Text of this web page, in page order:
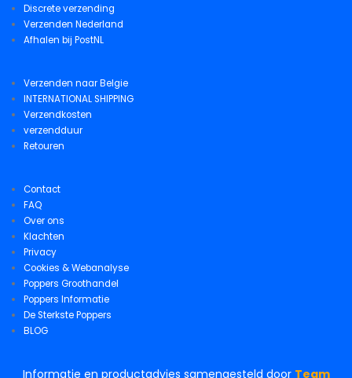
Discrete verzending
Verzenden Nederland
Afhalen bij PostNL
Verzenden naar Belgie
INTERNATIONAL SHIPPING
Verzendkosten
verzendduur
Retouren
Contact
FAQ
Over ons
Klachten
Privacy
Cookies & Webanalyse
Poppers Groothandel
Poppers Informatie
De Sterkste Poppers
BLOG
Informatie en productadvies samengesteld door Team